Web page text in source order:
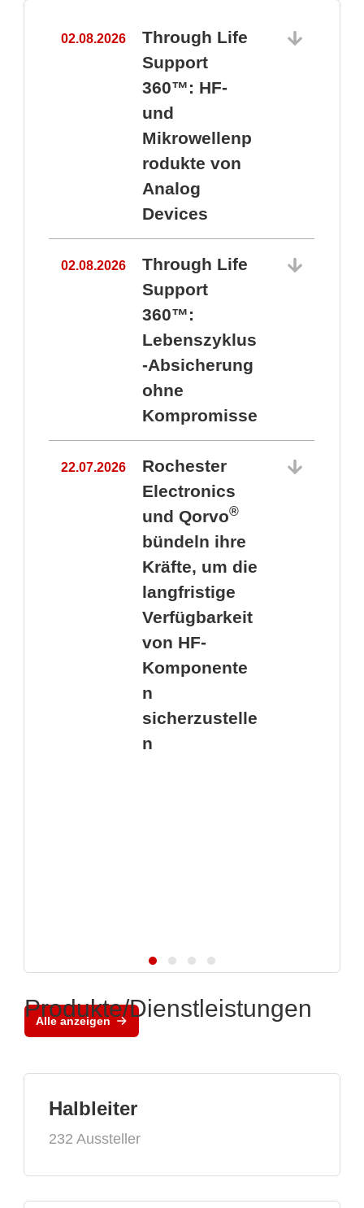
02.08.2026
Through Life
Support
360™: HF-
und
Mikrowellenp
rodukte von
Analog
Devices
02.08.2026
Through Life
Support
360™:
Lebenszyklus
-Absicherung
ohne
Kompromisse
22.07.2026
Rochester
Electronics
und Qorvo®
bündeln ihre
Kräfte, um die
langfristige
Verfügbarkeit
von HF-
Komponente
n
sicherzustelle
n
Alle anzeigen
Produkte/Dienstleistungen
Halbleiter
232 Aussteller